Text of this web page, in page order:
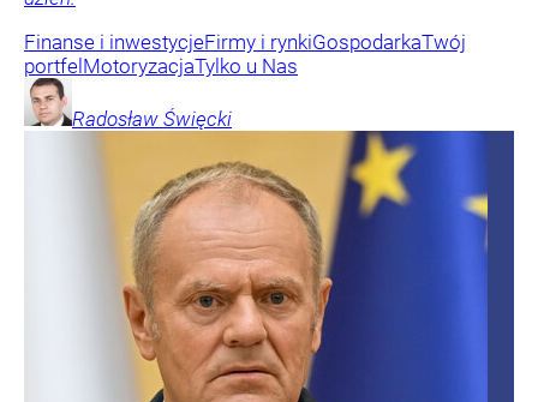
Finanse i inwestycjeFirmy i rynkiGospodarkaTwój
portfel MotoryzacjaTylko u Nas
Radosław Święcki